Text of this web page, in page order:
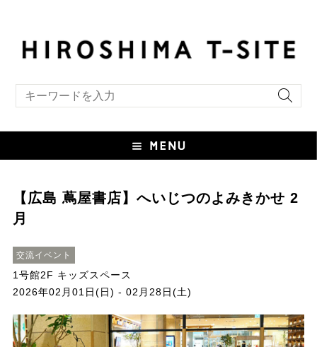
【広島 蔦屋書店】へいじつのよみきかせ 2
月
交流イベント
1号館2F キッズスペース
2026年02月01日(日) - 02月28日(土)